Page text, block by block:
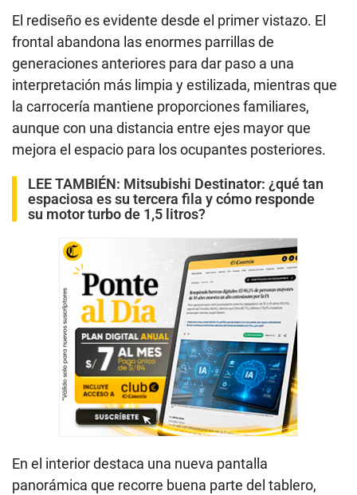
El rediseño es evidente desde el primer vistazo. El
frontal abandona las enormes parrillas de
generaciones anteriores para dar paso a una
interpretación más limpia y estilizada, mientras que
la carrocería mantiene proporciones familiares,
aunque con una distancia entre ejes mayor que
mejora el espacio para los ocupantes posteriores.
LEE TAMBIÉN: Mitsubishi Destinator: ¿qué tan
espaciosa es su tercera fila y cómo responde
su motor turbo de 1,5 litros?
En el interior destaca una nueva pantalla
panorámica que recorre buena parte del tablero,